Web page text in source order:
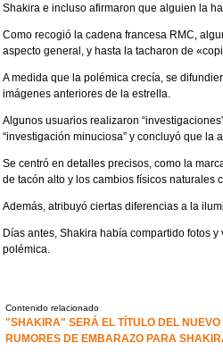
Shakira e incluso afirmaron que alguien la
Como recogió la cadena francesa RMC,
aspecto general, y hasta la tacharon de
A medida que la polémica crecía, se
imágenes anteriores de la estrella.
Algunos usuarios realizaron
“investigación minuciosa” y concluyó que la
Se centró en detalles precisos, como la
de tacón alto y los cambios físicos naturales
Además, atribuyó ciertas diferencias a la
Días antes, Shakira había compartido fotos
polémica.
Contenido relacionado
"SHAKIRA" SERÁ EL TÍTULO DEL
RUMORES DE EMBARAZO PARA